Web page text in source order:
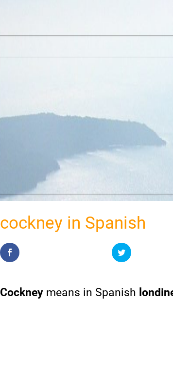
cockney in Spanish
Cockney means in Spanish